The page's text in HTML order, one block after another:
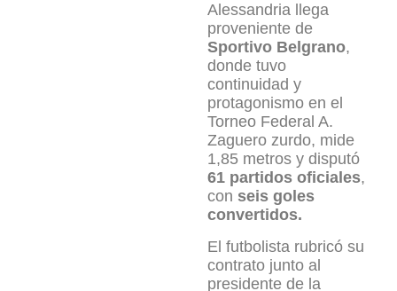
Alessandria llega
proveniente de
Sportivo Belgrano,
donde tuvo
continuidad y
protagonismo en el
Torneo Federal A.
Zaguero zurdo, mide
1,85 metros y disputó
61 partidos oficiales,
con seis goles
convertidos.
El futbolista rubricó su
contrato junto al
presidente de la